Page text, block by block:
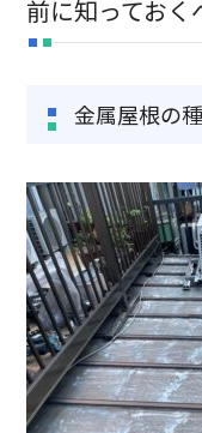
前に知っておく
金属屋根の